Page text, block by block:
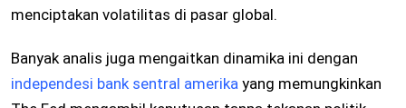
menciptakan volatilitas di pasar global.
Banyak analis juga mengaitkan dinamika ini dengan
independesi bank sentral amerika yang memungkinkan